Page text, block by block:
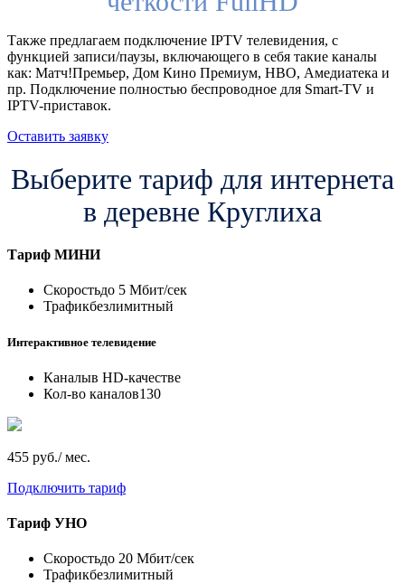
Также предлагаем подключение IPTV телевидения, с
функцией записи/паузы, включающего в себя такие каналы
как: Матч!Премьер, Дом Кино Премиум, HBO, Амедиатека и
пр. Подключение полностью беспроводное для Smart-TV и
IPTV-приставок.
Оставить заявку
Выберите тариф для интернета
в деревне Круглиха
Тариф МИНИ
Скоростьдо 5 Мбит/сек
Трафикбезлимитный
Интерактивное телевидение
Каналыв HD-качестве
Кол-во каналов130
455 руб./ мес.
Подключить тариф
Тариф УНО
Скоростьдо 20 Мбит/сек
Трафикбезлимитный